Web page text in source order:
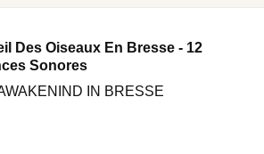
Des Oiseaux En Bresse - 12
Sonores
IN BRESSE